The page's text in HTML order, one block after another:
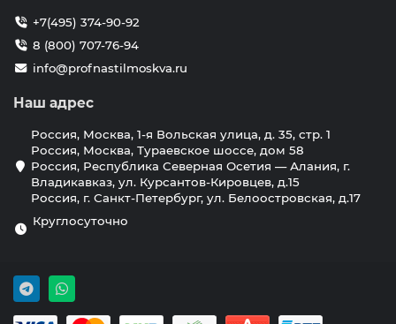
+7(495) 374-90-92
8 (800) 707-76-94
info@profnastilmoskva.ru
Наш адрес
Россия, Москва, 1-я Вольская улица, д. 35, стр. 1
Россия, Москва, Тураевское шоссе, дом 58
Россия, Республика Северная Осетия — Алания, г.
Владикавказ, ул. Курсантов-Кировцев, д.15
Россия, г. Санкт-Петербург, ул. Белоостровская, д.17
Круглосуточно